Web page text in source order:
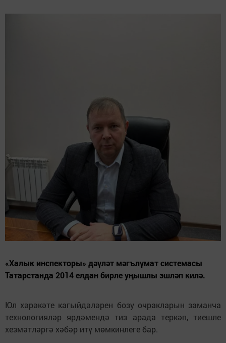
«Халык инспекторы» дәүләт мәгълүмат системасы
Татарстанда 2014 елдан бирле уңышлы эшләп килә.
Юл хәрәкәте кагыйдәләрен бозу очракларын заманча
технологияләр ярдәмендә тиз арада теркәп, тиешле
хезмәтләргә хәбәр итү мөмкинлеге бар.